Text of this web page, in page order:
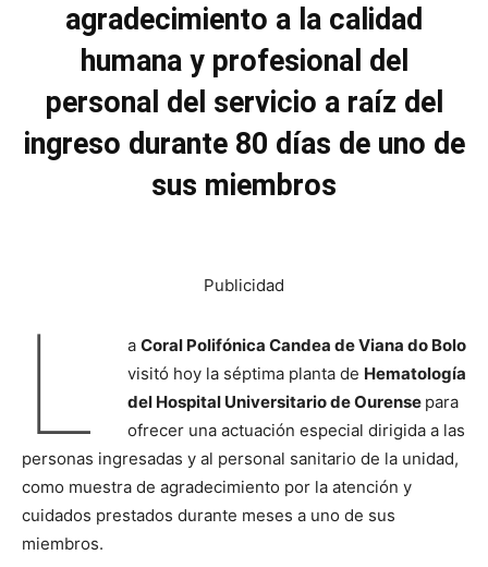
agradecimiento a la calidad
humana y profesional del
personal del servicio a raíz del
ingreso durante 80 días de uno de
sus miembros
Publicidad
L a Coral Polifónica Candea de Viana do Bolo
visitó hoy la séptima planta de Hematología
del Hospital Universitario de Ourense para
ofrecer una actuación especial dirigida a las
personas ingresadas y al personal sanitario de la unidad,
como muestra de agradecimiento por la atención y
cuidados prestados durante meses a uno de sus
miembros.